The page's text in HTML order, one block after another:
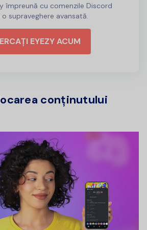
împreună cu comenzile Discord
supraveghere avansată.
EYEZY ACUM
conținutului